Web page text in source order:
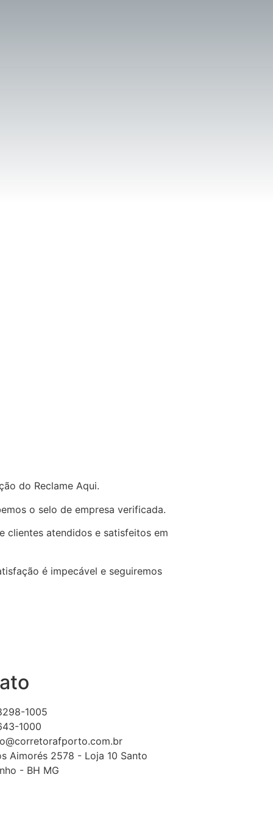
do Reclame Aqui.
o selo de empresa verificada.
clientes atendidos e satisfeitos em
é impecável e seguiremos
1005
1000
Aimorés 2578 - Loja 10 Santo
- BH MG